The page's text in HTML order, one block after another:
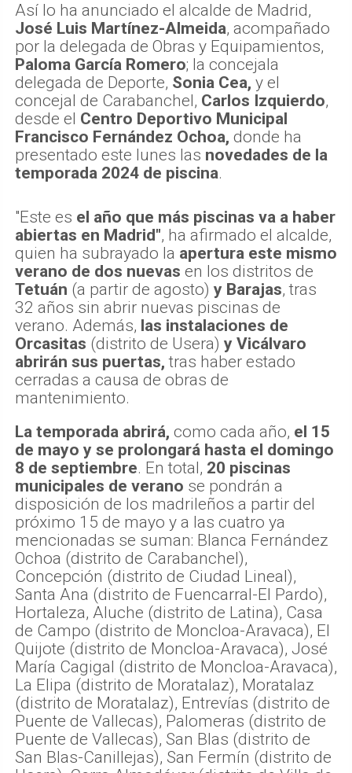
Así lo ha anunciado el alcalde de Madrid,
José Luis Martínez-Almeida, acompañado
por la delegada de Obras y Equipamientos,
Paloma García Romero; la concejala
delegada de Deporte, Sonia Cea, y el
concejal de Carabanchel, Carlos Izquierdo,
desde el Centro Deportivo Municipal
Francisco Fernández Ochoa, donde ha
presentado este lunes las novedades de la
temporada 2024 de piscina.
"Este es el año que más piscinas va a haber
abiertas en Madrid", ha afirmado el alcalde,
quien ha subrayado la apertura este mismo
verano de dos nuevas en los distritos de
Tetuán (a partir de agosto) y Barajas, tras
32 años sin abrir nuevas piscinas de
verano. Además, las instalaciones de
Orcasitas (distrito de Usera) y Vicálvaro
abrirán sus puertas, tras haber estado
cerradas a causa de obras de
mantenimiento.
La temporada abrirá, como cada año, el 15
de mayo y se prolongará hasta el domingo
8 de septiembre. En total, 20 piscinas
municipales de verano se pondrán a
disposición de los madrileños a partir del
próximo 15 de mayo y a las cuatro ya
mencionadas se suman: Blanca Fernández
Ochoa (distrito de Carabanchel),
Concepción (distrito de Ciudad Lineal),
Santa Ana (distrito de Fuencarral-El Pardo),
Hortaleza, Aluche (distrito de Latina), Casa
de Campo (distrito de Moncloa-Aravaca), El
Quijote (distrito de Moncloa-Aravaca), José
María Cagigal (distrito de Moncloa-Aravaca),
La Elipa (distrito de Moratalaz), Moratalaz
(distrito de Moratalaz), Entrevías (distrito de
Puente de Vallecas), Palomeras (distrito de
Puente de Vallecas), San Blas (distrito de
San Blas-Canillejas), San Fermín (distrito de